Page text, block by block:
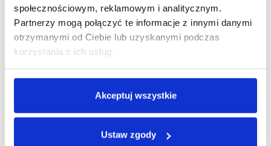
społecznościowym, reklamowym i analitycznym.
Partnerzy mogą połączyć te informacje z innymi danymi
otrzymanymi od Ciebie lub uzyskanymi podczas
korzystania z ich usług.
Akceptuj wszystkie
Ustaw zgody
Rower Gravelowy Kross ESKER 6.0 Shimano GRX
4 999,00 zł